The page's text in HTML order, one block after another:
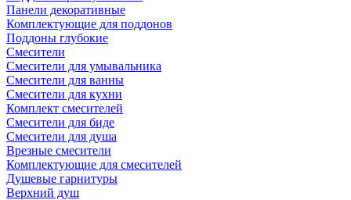
Панели декоративные
Комплектующие для поддонов
Поддоны глубокие
Смесители
Смесители для умывальника
Смесители для ванны
Смесители для кухни
Комплект смесителей
Смесители для биде
Смесители для душа
Врезные смесители
Комплектующие для смесителей
Душевые гарнитуры
Верхний душ